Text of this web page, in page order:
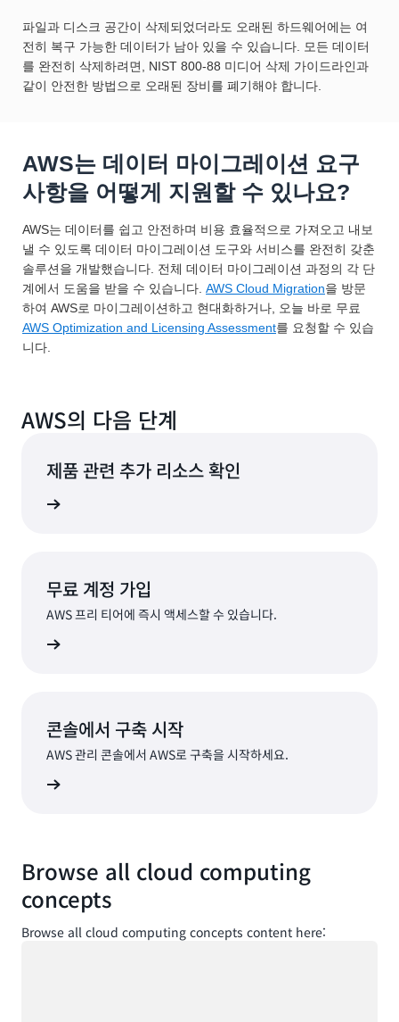
파일과 디스크 공간이 삭제되었더라도 오래된 하드웨어에는 여
전히 복구 가능한 데이터가 남아 있을 수 있습니다. 모든 데이터
를 완전히 삭제하려면, NIST 800-88 미디어 삭제 가이드라인과
같이 안전한 방법으로 오래된 장비를 폐기해야 합니다.
AWS는 데이터 마이그레이션 요구
사항을 어떻게 지원할 수 있나요?
AWS는 데이터를 쉽고 안전하며 비용 효율적으로 가져오고 내보
낼 수 있도록 데이터 마이그레이션 도구와 서비스를 완전히 갖춘
솔루션을 개발했습니다. 전체 데이터 마이그레이션 과정의 각 단
계에서 도움을 받을 수 있습니다. AWS Cloud Migration을 방문
하여 AWS로 마이그레이션하고 현대화하거나, 오늘 바로 무료
AWS Optimization and Licensing Assessment를 요청할 수 있습
니다.
AWS의 다음 단계
제품 관련 추가 리소스 확인
무료 계정 가입
AWS 프리 티어에 즉시 액세스할 수 있습니다.
콘솔에서 구축 시작
AWS 관리 콘솔에서 AWS로 구축을 시작하세요.
Browse all cloud computing
concepts
Browse all cloud computing concepts content here: